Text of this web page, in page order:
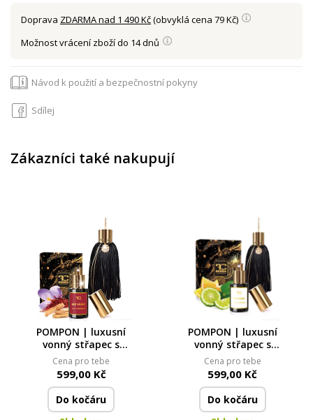
Doprava ZDARMA nad 1 490 Kč(obvyklá cena 79 Kč)
Možnost vrácení zboží do 14 dnů
Návod k použití a bezpečnostní pokyny
Sdílej
Zákazníci také nakupují
POMPON | luxusní
vonný střapec s
bytovým parfémem |
RED VELVET |
PARFUMIA®
Cena pro tebe
599,00 Kč
Do kočáru
POMPON | luxusní
vonný střapec s
bytovým parfémem |
MY HOME | PARFUMIA®
Cena pro tebe
599,00 Kč
Do kočáru